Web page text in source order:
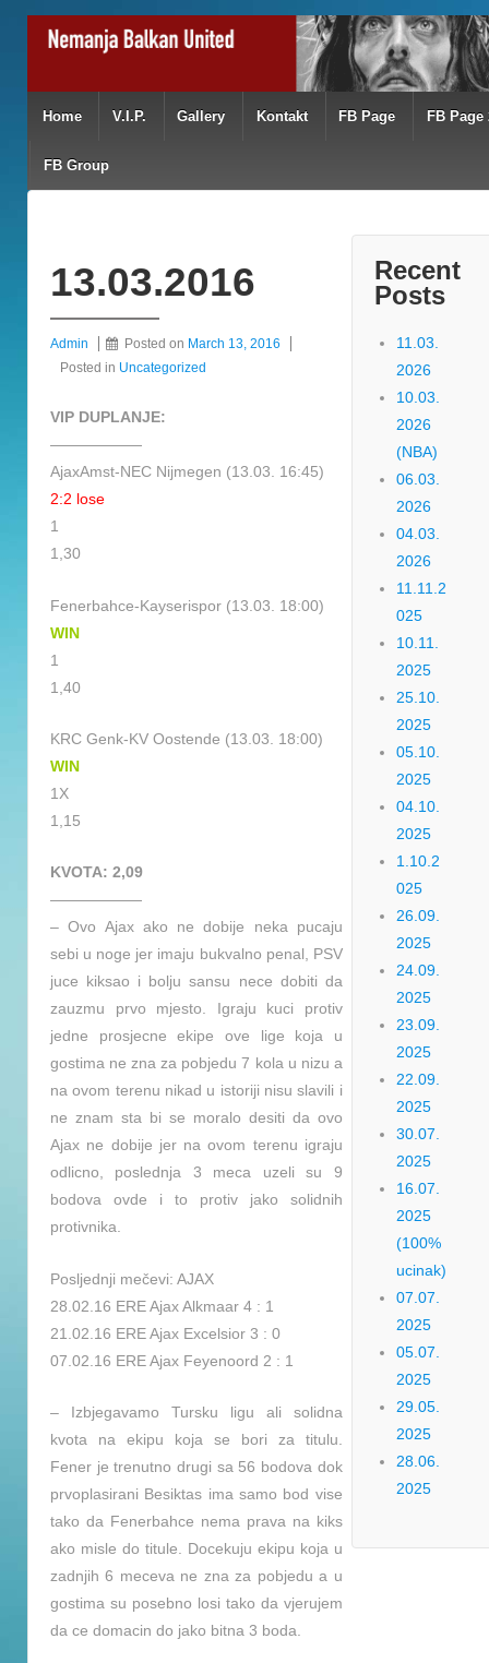
Home V.I.P. Gallery Kontakt FB Page FB Page
FB Group
13.03.2016
Admin Posted on March 13, 2016
Posted in Uncategorized
VIP DUPLANJE:
——————
AjaxAmst-NEC Nijmegen (13.03. 16:45)
2:2 lose
1
1,30
Fenerbahce-Kayserispor (13.03. 18:00)
WIN
1
1,40
KRC Genk-KV Oostende (13.03. 18:00)
WIN
1X
1,15
KVOTA: 2,09
——————
– Ovo Ajax ako ne dobije neka pucaju
sebi u noge jer imaju bukvalno penal, PSV
juce kiksao i bolju sansu nece dobiti da
zauzmu prvo mjesto. Igraju kuci protiv
jedne prosjecne ekipe ove lige koja u
gostima ne zna za pobjedu 7 kola u nizu a
na ovom terenu nikad u istoriji nisu slavili i
ne znam sta bi se moralo desiti da ovo
Ajax ne dobije jer na ovom terenu igraju
odlicno, poslednja 3 meca uzeli su 9
bodova ovde i to protiv jako solidnih
protivnika.
Posljednji mečevi: AJAX
28.02.16 ERE Ajax Alkmaar 4 : 1
21.02.16 ERE Ajax Excelsior 3 : 0
07.02.16 ERE Ajax Feyenoord 2 : 1
– Izbjegavamo Tursku ligu ali solidna
kvota na ekipu koja se bori za titulu.
Fener je trenutno drugi sa 56 bodova dok
prvoplasirani Besiktas ima samo bod vise
tako da Fenerbahce nema prava na kiks
ako misle do titule. Docekuju ekipu koja u
zadnjih 6 meceva ne zna za pobjedu a u
gostima su posebno losi tako da vjerujem
da ce domacin do jako bitna 3 boda.
Recent
Posts
11.03.
2026
10.03.
2026
(NBA)
06.03.
2026
04.03.
2026
11.11.2
025
10.11.
2025
25.10.
2025
05.10.
2025
04.10.
2025
1.10.2
025
26.09.
2025
24.09.
2025
23.09.
2025
22.09.
2025
30.07.
2025
16.07.
2025
(100%
ucinak)
07.07.
2025
05.07.
2025
29.05.
2025
28.06.
2025